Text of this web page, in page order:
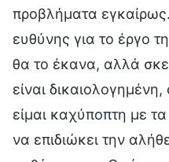
προβλήματα
ευθύνης για το έργο
θα το έκανα, αλλά
είναι
είμαι καχύποπτη με
να επιδιώκει την